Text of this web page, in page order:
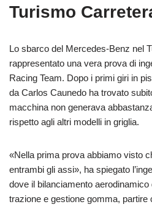
Turismo
Lo sbarco del Mercedes-Benz nel
rappresentato una vera prova di
Racing Team. Dopo i primi giri in
da Carlos Caunedo ha trovato
macchina non generava
rispetto agli altri modelli in griglia.
«Nella prima prova abbiamo visto
entrambi gli assi», ha spiegato
dove il bilanciamento
trazione e gestione gomma, partire